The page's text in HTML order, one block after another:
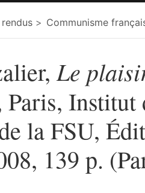
Communisme
Le
Paris, Institut
la FSU,
139 p.